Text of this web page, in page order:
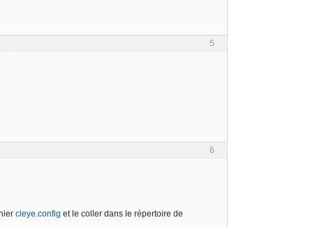
5
6
cleye.config et le coller dans le répertoire de